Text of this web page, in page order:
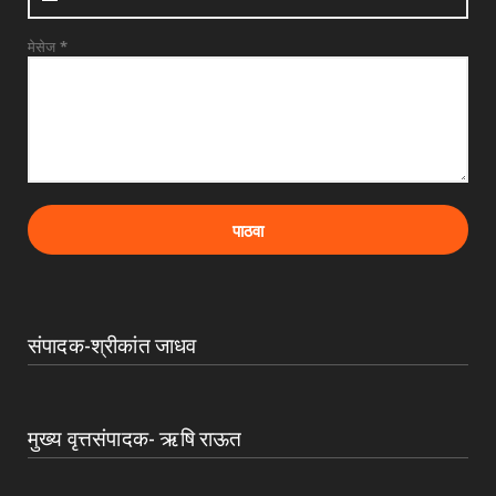
मेसेज *
संपादक-श्रीकांत जाधव
मुख्य वृत्तसंपादक- ऋषि राऊत